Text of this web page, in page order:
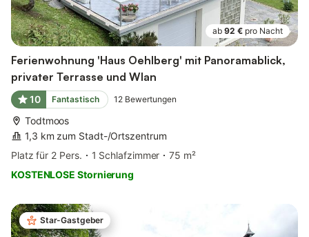
ab 92 € pro Nacht
Ferienwohnung 'Haus Oehlberg' mit Panoramablick,
privater Terrasse und Wlan
10 Fantastisch 12 Bewertungen
Todtmoos
1,3 km zum Stadt-/Ortszentrum
Platz für 2 Pers.
1 Schlafzimmer
75 m²
KOSTENLOSE Stornierung
Star-Gastgeber